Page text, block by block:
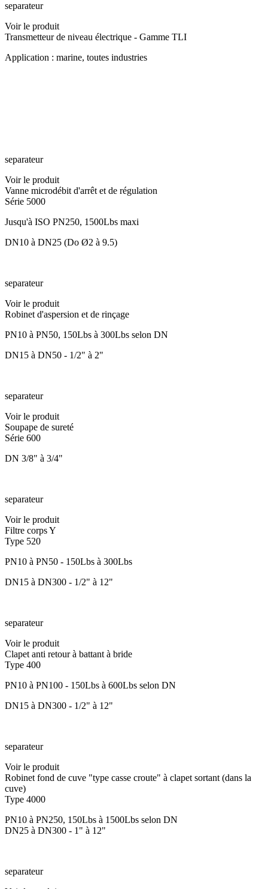
separateur
Voir le produit
Transmetteur de niveau électrique - Gamme TLI
Application : marine, toutes industries
separateur
Voir le produit
Vanne microdébit d'arrêt et de régulation
Série 5000
Jusqu'à ISO PN250, 1500Lbs maxi
DN10 à DN25 (Do Ø2 à 9.5)
separateur
Voir le produit
Robinet d'aspersion et de rinçage
PN10 à PN50, 150Lbs à 300Lbs selon DN
DN15 à DN50 - 1/2" à 2"
separateur
Voir le produit
Soupape de sureté
Série 600
DN 3/8" à 3/4"
separateur
Voir le produit
Filtre corps Y
Type 520
PN10 à PN50 - 150Lbs à 300Lbs
DN15 à DN300 - 1/2" à 12"
separateur
Voir le produit
Clapet anti retour à battant à bride
Type 400
PN10 à PN100 - 150Lbs à 600Lbs selon DN
DN15 à DN300 - 1/2" à 12"
separateur
Voir le produit
Robinet fond de cuve "type casse croute" à clapet sortant (dans la
cuve)
Type 4000
PN10 à PN250, 150Lbs à 1500Lbs selon DN
DN25 à DN300 - 1" à 12"
separateur